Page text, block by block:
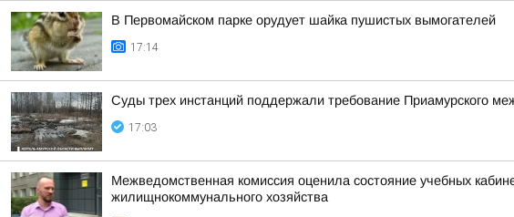
В Первомайском парке орудует шайка пушистых вымогателей
17:14
Суды трех инстанций поддержали требование Приамурского
17:03
Межведомственная комиссия оценила состояние учебных
жилищнокоммунального хозяйства